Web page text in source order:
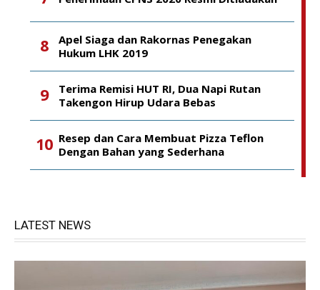
Apel Siaga dan Rakornas Penegakan
Hukum LHK 2019
Terima Remisi HUT RI, Dua Napi Rutan
Takengon Hirup Udara Bebas
Resep dan Cara Membuat Pizza Teflon
Dengan Bahan yang Sederhana
LATEST NEWS